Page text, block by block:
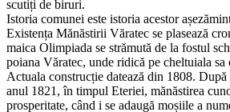
scutiți de biruri.
Istoria comunei este istoria acestor
Existența Mănăstirii Văratec se plasează
maica Olimpiada se strămută de la fostul
poiana Văratec, unde ridică pe cheltuiala sa
Actuala construcție datează din 1808. După
anul 1821, în timpul Eteriei, mănăstirea
prosperitate, când i se adaugă moșiile a